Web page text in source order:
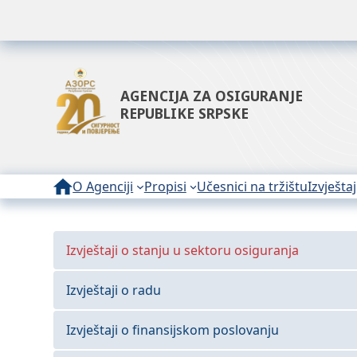
AGENCIJA ZA OSIGURANJE
REPUBLIKE SRPSKE
O Agenciji Propisi Učesnici na tržištu
Izvještaji o stanju u sektoru osiguranja
Izvještaji o radu
Izvještaji o finansijskom poslovanju